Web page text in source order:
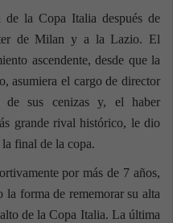
la Copa Italia después de
de Milan y a la Lazio. El
ascendente, desde que la
asumiera el cargo de director
sus cenizas y, el haber
grande rival histórico, le dio
final de la copa.
por más de 7 años,
la forma de rememorar su alta
de la Copa Italia. La última